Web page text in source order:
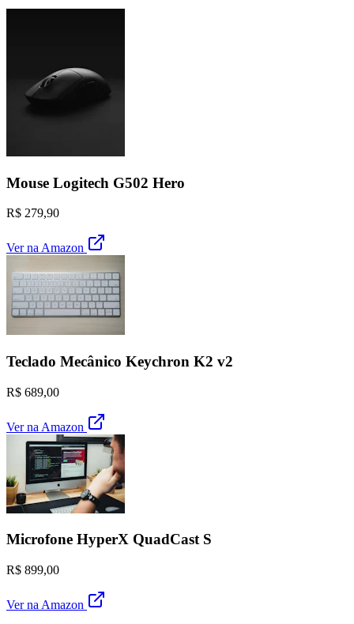
Mouse Logitech G502 Hero
R$ 279,90
Ver na Amazon
Teclado Mecânico Keychron K2 v2
R$ 689,00
Ver na Amazon
Microfone HyperX QuadCast S
R$ 899,00
Ver na Amazon